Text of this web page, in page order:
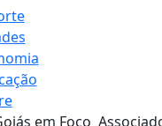
em Foco
melhorar sua
de Uso e
NOSSOS TERMOS